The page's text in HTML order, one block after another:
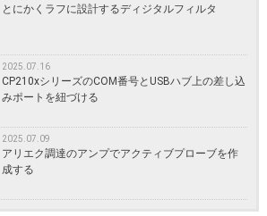
とにかくラフに設計するディジタルフィルタ
2025.07.16
CP210xシリーズのCOM番号とUSBハブ上の差し込
みポートを紐づける
2025.07.09
アリエク調達のアンプでアクティブプローブを作
成する